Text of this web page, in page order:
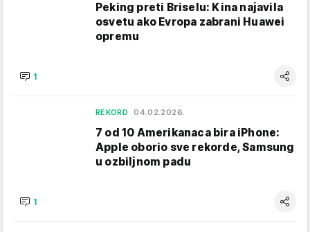
Peking preti Briselu: Kina najavila
osvetu ako Evropa zabrani Huawei
opremu
1
REKORD 04.02.2026.
7 od 10 Amerikanaca bira iPhone:
Apple oborio sve rekorde, Samsung
u ozbiljnom padu
1